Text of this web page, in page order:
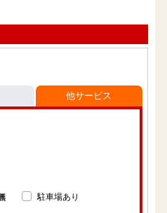
駐車場あり
他サービス